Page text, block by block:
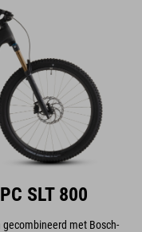
SLT 800
met Bosch-